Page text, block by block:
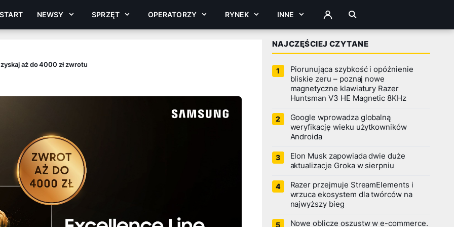
START NEWSY SPRZĘT OPERATORZY RYNEK INNE ZALOGUJ
aż do 4000 zł zwrotu
NAJCZĘŚCIEJ CZYTANE
Piorunująca szybkość i opóźnienie
bliskie zeru – poznaj nowe
magnetyczne klawiatury Razer
Huntsman V3 HE Magnetic 8KHz
Google wprowadza globalną
weryfikację wieku użytkowników
Androida
Elon Musk zapowiada dwie duże
aktualizacje Groka w sierpniu
Razer przejmuje StreamElements i
wrzuca ekosystem dla twórców na
najwyższy bieg
Nowe oblicze oszustw w e-commerce.